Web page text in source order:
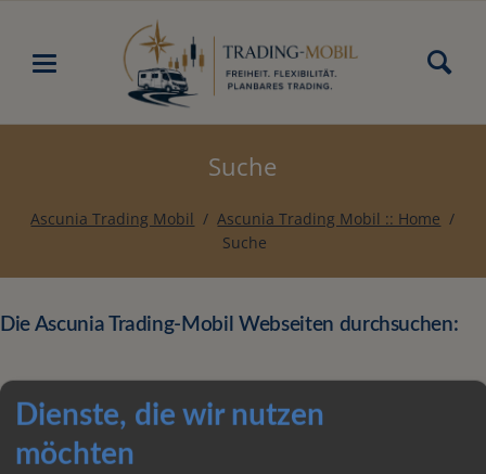
Suche
Ascunia Trading Mobil
Ascunia Trading Mobil :: Home
Suche
Die Ascunia Trading-Mobil Webseiten durchsuchen:
Dienste, die wir nutzen
möchten